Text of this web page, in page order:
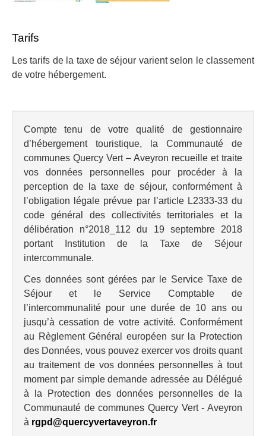
Tarifs
Les tarifs de la taxe de séjour varient selon le classement
de votre hébergement.
Compte tenu de votre qualité de gestionnaire
d’hébergement touristique, la Communauté de
communes Quercy Vert – Aveyron recueille et traite
vos données personnelles pour procéder à la
perception de la taxe de séjour, conformément à
l’obligation légale prévue par l’article L2333-33 du
code général des collectivités territoriales et la
délibération n°2018_112 du 19 septembre 2018
portant Institution de la Taxe de Séjour
intercommunale.
Ces données sont gérées par le Service Taxe de
Séjour et le Service Comptable de
l’intercommunalité pour une durée de 10 ans ou
jusqu’à cessation de votre activité. Conformément
au Règlement Général européen sur la Protection
des Données, vous pouvez exercer vos droits quant
au traitement de vos données personnelles à tout
moment par simple demande adressée au Délégué
à la Protection des données personnelles de la
Communauté de communes Quercy Vert - Aveyron
à rgpd@quercyvertaveyron.fr